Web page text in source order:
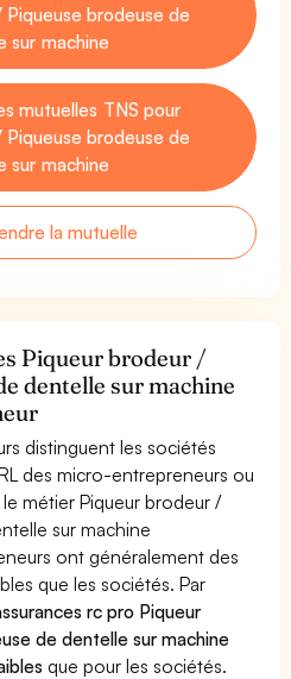
brodeuse de
sur machine
mutuelles TNS pour
brodeuse de
sur machine
la mutuelle
Piqueur brodeur /
dentelle sur machine
distinguent les sociétés
des micro-entrepreneurs ou
métier Piqueur brodeur /
sur machine
ont généralement des
que les sociétés. Par
rc pro Piqueur
de dentelle sur machine
que pour les sociétés.